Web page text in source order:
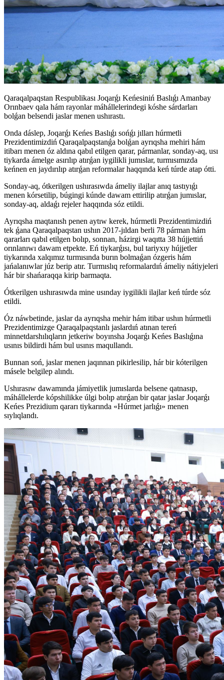
Qaraqalpaqstan Respublikası Joqarǵı Keńesiniń Baslıǵı Amanbay
Orınbaev qala hám rayonlar máhállelerindegi kóshe sárdarları
bolǵan belsendi jaslar menen ushırastı.
Onda dáslep, Joqarǵı Keńes Baslıǵı sońǵı jılları húrmetli
Prezidentimizdiń Qaraqalpaqstanǵa bolǵan ayrıqsha mehiri hám
itibarı menen óz aldına qabıl etilgen qarar, pármanlar, sonday-aq, usı
tiykarda ámelge asırılıp atırǵan iygilikli jumıslar, turmısımızda
keńnen en jaydırılıp atırǵan reformalar haqqında keń túrde atap ótti.
Sonday-aq, ótkerilgen ushırasıwda ámeliy ilajlar anıq tastıyıǵı
menen kórsetilip, búgingi kúnde dawam ettirilip atırǵan jumıslar,
sonday-aq, aldaǵı rejeler haqqında sóz etildi.
Ayrıqsha maqtanısh penen aytıw kerek, húrmetli Prezidentimizdiń
tek ǵana Qaraqalpaqstan ushın 2017-jıldan berli 78 párman hám
qararları qabıl etilgen bolıp, sonnan, házirgi waqıtta 38 hújjettiń
orınlanıwı dawam etpekte. Eń tiykarǵısı, bul tariyxıy hújjetler
tiykarında xalqımız turmısında burın bolmaǵan ózgeris hám
jańalanıwlar júz berip atır. Turmıslıq reformalardıń ámeliy nátiyjeleri
hár bir shańaraqqa kirip barmaqta.
Ótkerilgen ushırasıwda mine usınday iygilikli ilajlar keń túrde sóz
etildi.
Óz náwbetinde, jaslar da ayrıqsha mehir hám itibar ushın húrmetli
Prezidentimizge Qaraqalpaqstanlı jaslardıń atınan tereń
minnetdarshılıqların jetkeriw boyınsha Joqarǵı Keńes Baslıǵına
usınıs bildirdi hám bul usınıs maqullandı.
Bunnan soń, jaslar menen jaqınnan pikirlesilip, hár bir kóterilgen
másele belgilep alındı.
Ushırasıw dawamında jámiyetlik jumıslarda belsene qatnasıp,
máhállelerde kópshilikke úlgi bolıp atırǵan bir qatar jaslar Joqarǵı
Keńes Prezidium qararı tiykarında «Húrmet jarlıǵı» menen
sıylıqlandı.